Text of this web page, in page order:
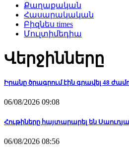
Քաղաքական
Հասարակական
Բիզնես times
Մուլտիմեդիա
Վերջինները
Իրանը ծրագրում էին գրավել 48
06/08/2026 09:08
Հութիները հայտարարել են
06/08/2026 08:56